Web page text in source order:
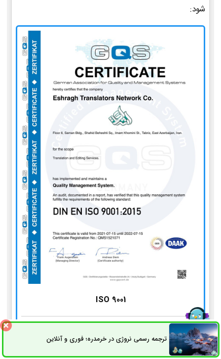
شود:
ISO 9001
ترجمه رسمی نروژی در خرمدره؛ فوری و آنلاینثبت سفارش راه های ارتباطی